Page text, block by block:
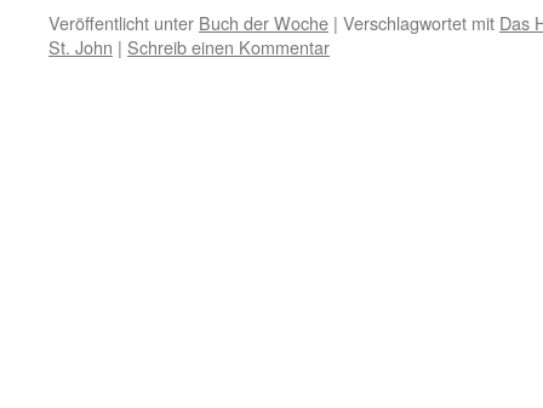
Veröffentlicht unter Buch der Woche | Verschlagwortet mit Das
St. John | Schreib einen Kommentar